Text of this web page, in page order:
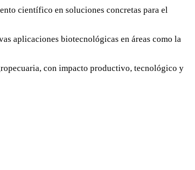
científico en soluciones concretas para el
aplicaciones biotecnológicas en áreas como la
con impacto productivo, tecnológico y